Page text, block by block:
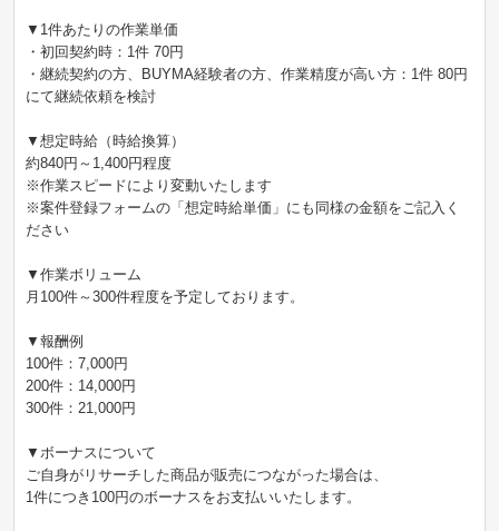
▼1件あたりの作業単価
・初回契約時：1件 70円
・継続契約の方、BUYMA経験者の方、作業精度が高い方：1件 80円
にて継続依頼を検討
▼想定時給（時給換算）
約840円～1,400円程度
※作業スピードにより変動いたします
※案件登録フォームの「想定時給単価」にも同様の金額をご記入く
ださい
▼作業ボリューム
月100件～300件程度を予定しております。
▼報酬例
100件：7,000円
200件：14,000円
300件：21,000円
▼ボーナスについて
ご自身がリサーチした商品が販売につながった場合は、
1件につき100円のボーナスをお支払いいたします。